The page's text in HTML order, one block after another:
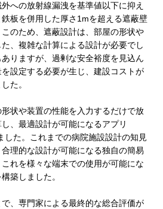
への放射線漏洩を基準値以下に抑え
板を併用した厚さ 1mを超える遮蔽壁
のため、遮蔽設計は、部屋の形状や
、複雑な計算による設計が必要でし
りますが、過剰な安全裕度を見込ん
設定する必要が生じ、建設コストが
た。
状や装置の性能を入力するだけで放
、最適設計が可能になるアプリ
した。これまでの病院施設設計の知見
理的な設計が可能になる独自の簡易
れを様々な端末での使用が可能にな
築しました。
、専門家による最終的な総合評価が